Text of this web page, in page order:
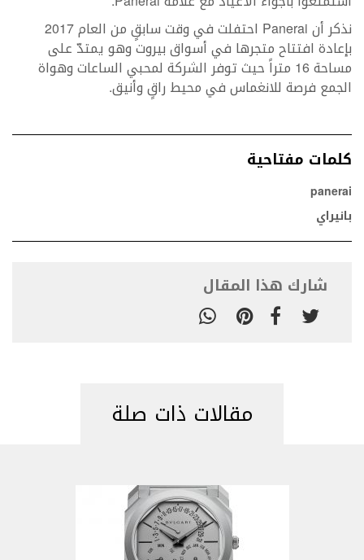
نذكر أن Panerai احتفلت في وقت سابقٍ من العام 2017
بإعادة افتتاح متجرها في أسواق بيروت وهو يمتدّ على
مساحة 16 متراً حيث توفر الشركة لمحبي الساعات وهواة
الجمع فرصة للانغماس في محيط راقٍ وأنيق.
كلمات مفتاحية
panerai
بانيراي
شارك هذا المقال
مقالات ذات صلة